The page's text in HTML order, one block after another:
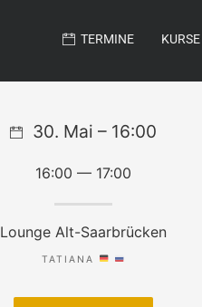
TERMINE KURSE
30. Mai – 16:00
16:00 — 17:00
Lounge Alt-Saarbrücken
TATIANA